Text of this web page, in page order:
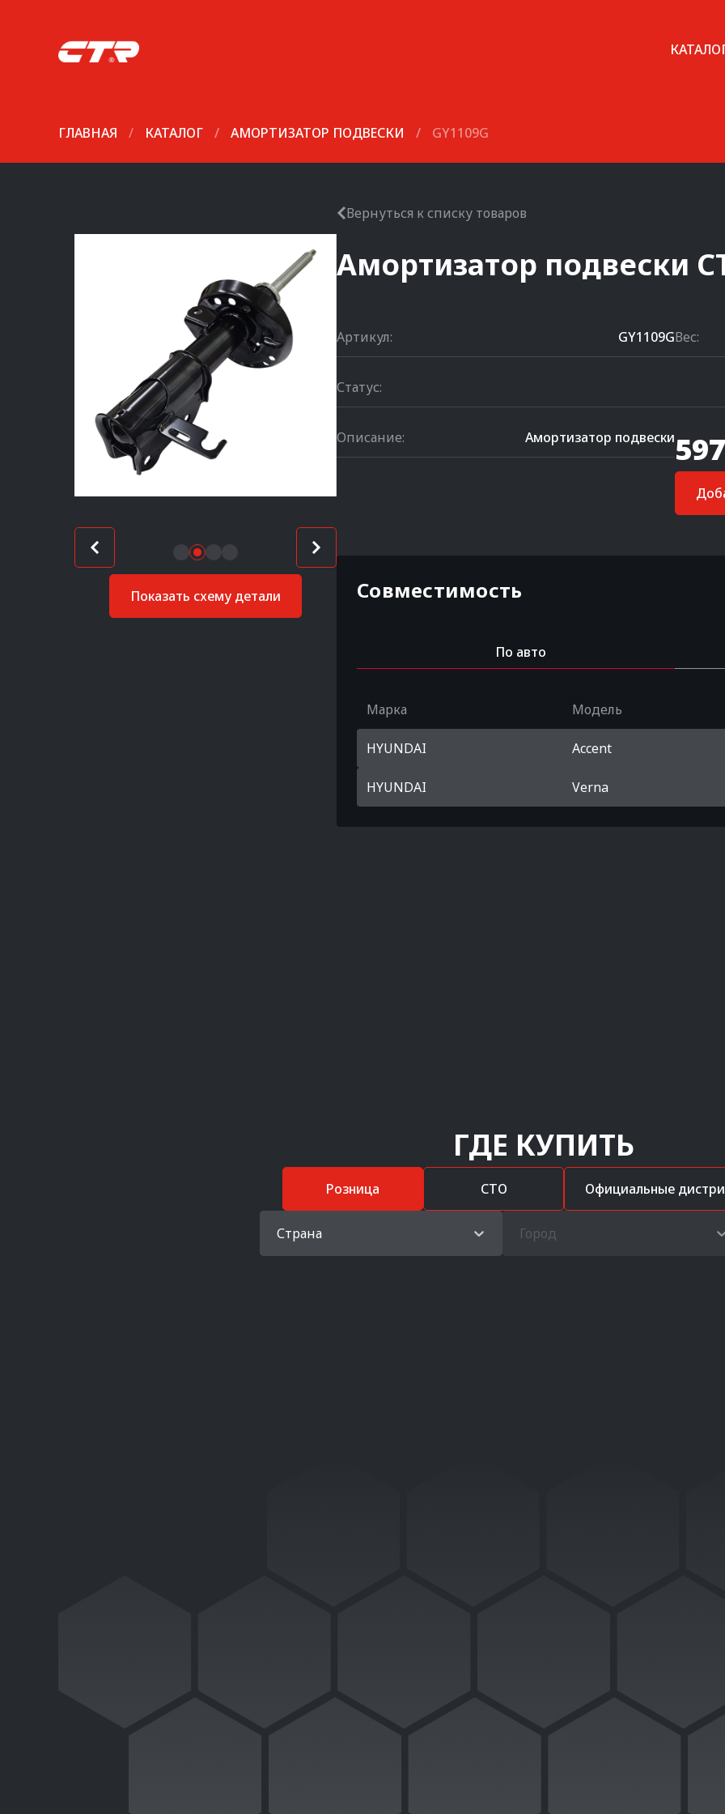
ГЛАВНАЯ / КАТАЛОГ / АМОРТИЗАТОР ПОДВЕСКИ / GY1109G
Показать схему детали
Вернуться к списку товаров
Амортизатор подвески
Артикул: GY1109GВес:
Статус:
Описание: Амортизатор подвески
Совместимость
По авто
Марка Модель
HYUNDAI Accent
HYUNDAI Verna
ГДЕ КУПИТЬ
Розница СТО Официальные
Страна Город